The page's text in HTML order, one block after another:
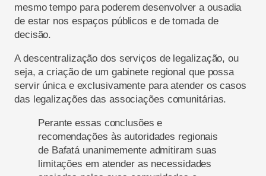
mesmo tempo para poderem desenvolver a ousadia
de estar nos espaços públicos e de tomada de
decisão.
A descentralização dos serviços de legalização, ou
seja, a criação de um gabinete regional que possa
servir única e exclusivamente para atender os casos
das legalizações das associações comunitárias.
Perante essas conclusões e
recomendações às autoridades regionais
de Bafatá unanimemente admitiram suas
limitações em atender as necessidades